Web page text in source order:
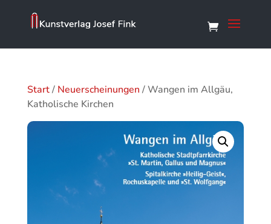
Start/ Neuerscheinungen / Wangen im Allgäu,
Katholische Kirchen